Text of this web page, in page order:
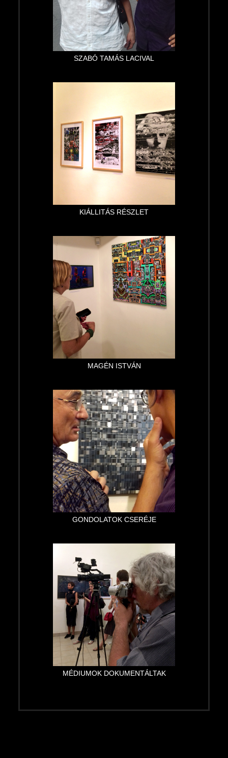
SZABÓ TAMÁS LACIVAL
KIÁLLITÁS RÉSZLET
MAGÉN ISTVÁN
GONDOLATOK CSERÉJE
MÉDIUMOK DOKUMENTÁLTAK